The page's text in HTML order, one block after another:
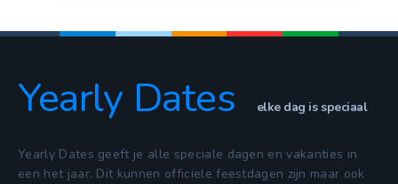
Yearly Dates elke dag is speciaal
Yearly Dates geeft je alle speciale dagen en vakanties in
een het jaar. Dit kunnen officiele feestdagen zijn maar ook